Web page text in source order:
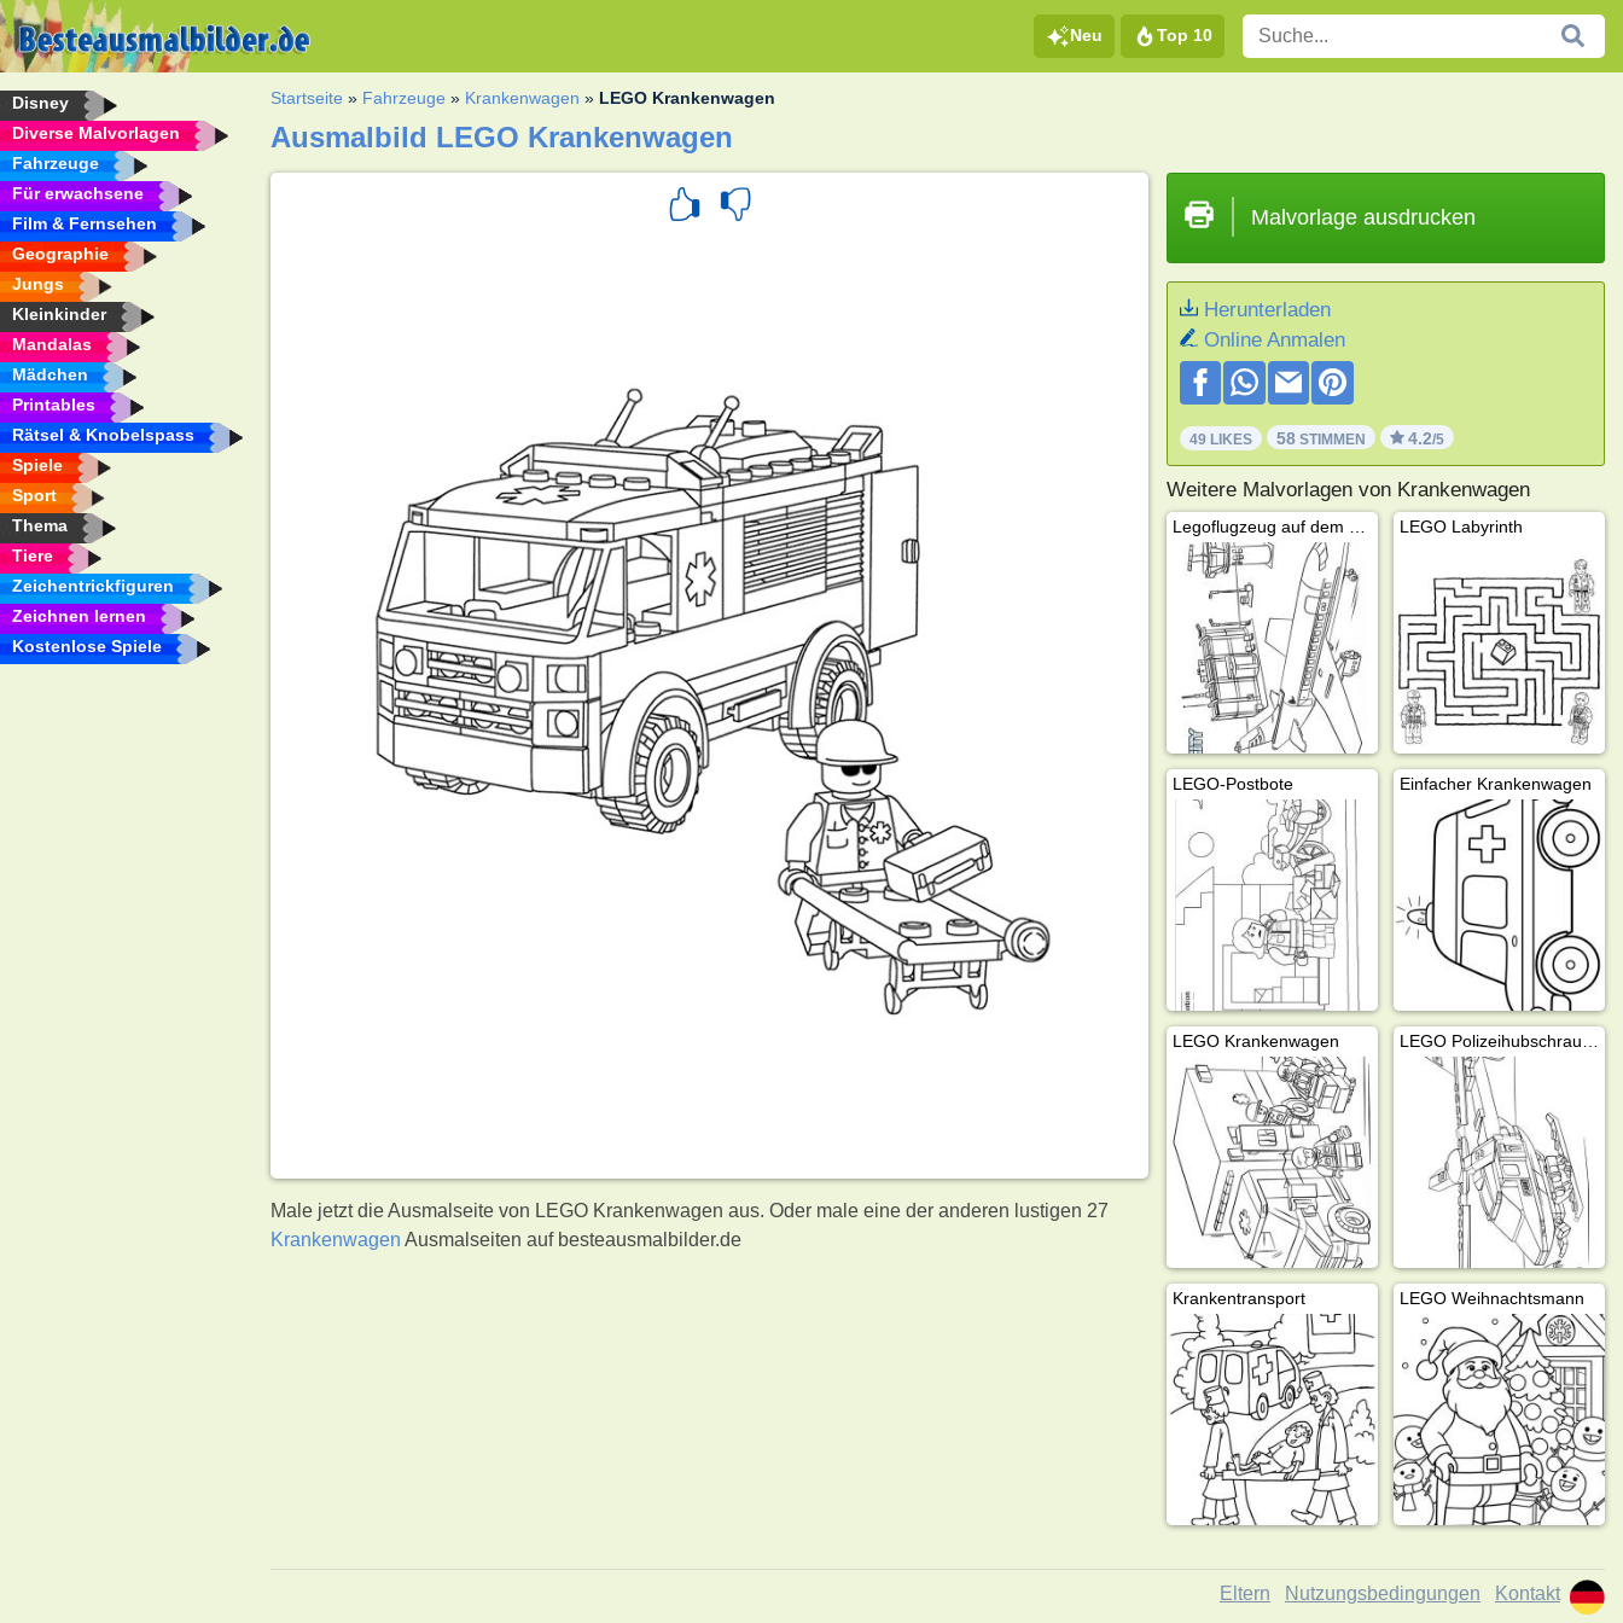
Neu Top 10
Disney
Diverse Malvorlagen
Fahrzeuge
Für erwachsene
Film & Fernsehen
Geographie
Jungs
Kleinkinder
Mandalas
Mädchen
Printables
Rätsel & Knobelspass
Spiele
Sport
Thema
Tiere
Zeichentrickfiguren
Zeichnen lernen
Kostenlose Spiele
Startseite » Fahrzeuge » Krankenwagen » LEGO Krankenwagen
Ausmalbild LEGO Krankenwagen
Male jetzt die Ausmalseite von LEGO Krankenwagen aus. Oder male eine der anderen lustigen 27
Krankenwagen Ausmalseiten auf besteausmalbilder.de
Malvorlage ausdrucken
Herunterladen
Online Anmalen
49 LIKES 58STIMMEN 4.2/5
Weitere Malvorlagen von Krankenwagen
LEGO Labyrinth
LEGO-Postbote Einfacher Krankenwagen
LEGO Krankenwagen
Krankentransport LEGO Weihnachtsmann
Eltern Nutzungsbedingungen Kontakt